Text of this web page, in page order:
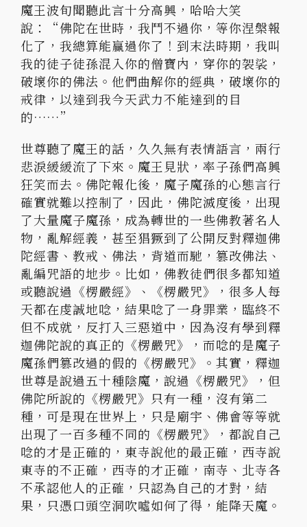
魔王波旬聞聽此言十分高興，哈哈大笑
說：“佛陀在世時，我鬥不過你，等你涅槃報
化了，我總算能贏過你了！到末法時期，我叫
我的徒子徒孫混入你的僧寶內，穿你的袈裟，
破壞你的佛法。他們曲解你的經典，破壞你的
戒律，以達到我今天武力不能達到的目
的……”
世尊聽了魔王的話，久久無有表情語言，兩行
悲淚緩緩流了下來。魔王見狀，率子孫們高興
狂笑而去。佛陀報化後，魔子魔孫的心態言行
確實就難以控制了，因此，佛陀滅度後，出現
了大量魔子魔孫，成為轉世的一些佛教著名人
物，亂解經義，甚至猖獗到了公開反對釋迦佛
陀經書、教戒、佛法，背道而馳，篡改佛法、
亂編咒語的地步。比如，佛教徒們很多都知道
或聽說過《楞嚴經》、《楞嚴咒》，很多人每
天都在虔誠地唸，結果唸了一身罪業，臨終不
但不成就，反打入三惡道中，因為沒有學到釋
迦佛陀說的真正的《楞嚴咒》，而唸的是魔子
魔孫們篡改過的假的《楞嚴咒》。其實，釋迦
世尊是說過五十種陰魔，說過《楞嚴咒》，但
佛陀所說的《楞嚴咒》只有一種，沒有第二
種，可是現在世界上，只是廟宇、佛會等等就
出現了一百多種不同的《楞嚴咒》，都說自己
唸的才是正確的，東寺說他的最正確，西寺說
東寺的不正確，西寺的才正確，南寺、北寺各
不承認他人的正確，只認為自己的才對，結
果，只憑口頭空洞吹噓如何了得，能降天魔。